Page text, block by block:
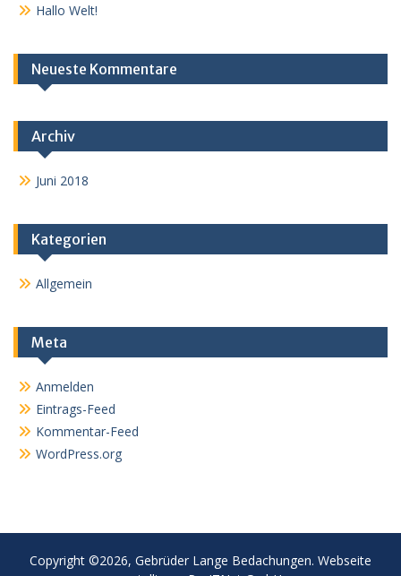
Hallo Welt!
Neueste Kommentare
Archiv
Juni 2018
Kategorien
Allgemein
Meta
Anmelden
Eintrags-Feed
Kommentar-Feed
WordPress.org
Copyright ©2026, Gebrüder Lange Bedachungen. Webseite